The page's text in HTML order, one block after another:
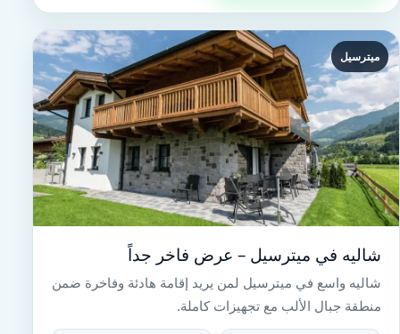
ميترسيل
شاليه في ميترسيل – عرض فاخر جداً
شاليه واسع في ميترسيل لمن يريد إقامة هادئة وفاخرة ضمن
منطقة جبال الألب مع تجهيزات كاملة.